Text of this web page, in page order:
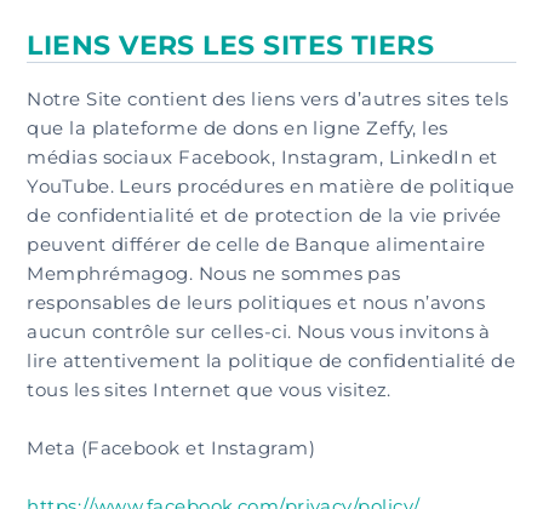
LIENS VERS LES SITES TIERS
Notre Site contient des liens vers d’autres sites tels
que la plateforme de dons en ligne Zeffy, les
médias sociaux Facebook, Instagram, LinkedIn et
YouTube. Leurs procédures en matière de politique
de confidentialité et de protection de la vie privée
peuvent différer de celle de Banque alimentaire
Memphrémagog. Nous ne sommes pas
responsables de leurs politiques et nous n’avons
aucun contrôle sur celles-ci. Nous vous invitons à
lire attentivement la politique de confidentialité de
tous les sites Internet que vous visitez.
Meta (Facebook et Instagram)